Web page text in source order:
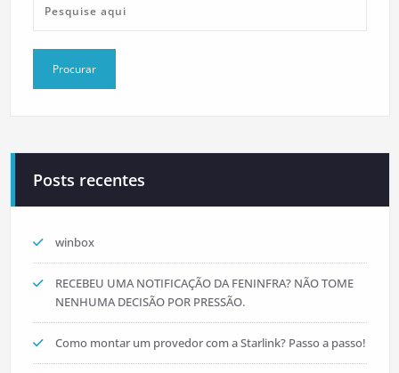
Posts recentes
winbox
RECEBEU UMA NOTIFICAÇÃO DA FENINFRA? NÃO TOME
NENHUMA DECISÃO POR PRESSÃO.
Como montar um provedor com a Starlink? Passo a passo!